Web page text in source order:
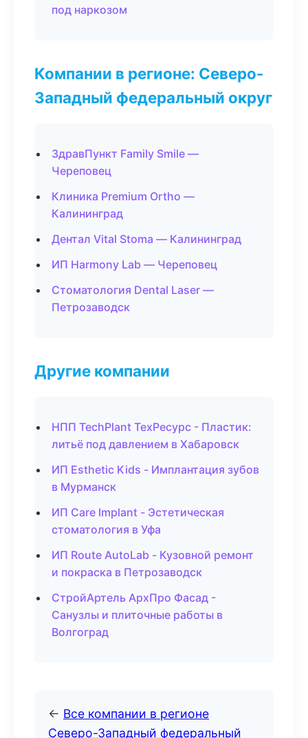
под наркозом
Компании в регионе: Северо-
Западный федеральный округ
ЗдравПункт Family Smile —
Череповец
Клиника Premium Ortho —
Калининград
Дентал Vital Stoma — Калининград
ИП Harmony Lab — Череповец
Стоматология Dental Laser —
Петрозаводск
Другие компании
НПП TechPlant ТехРесурс - Пластик:
литьё под давлением в Хабаровск
ИП Esthetic Kids - Имплантация зубов
в Мурманск
ИП Care Implant - Эстетическая
стоматология в Уфа
ИП Route AutoLab - Кузовной ремонт
и покраска в Петрозаводск
СтройАртель АрхПро Фасад -
Санузлы и плиточные работы в
Волгоград
← Все компании в регионе
Северо-Западный федеральный